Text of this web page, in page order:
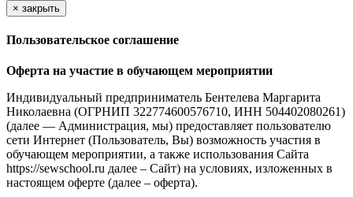
× закрыть
Пользовательское соглашение
Оферта на участие в обучающем мероприятии
Индивидуальный предприниматель Бентелева Маргарита
Николаевна (ОГРНИП 322774600576710, ИНН 504402080261)
(далее — Администрация, мы) предоставляет пользователю
сети Интернет (Пользователь, Вы) возможность участия в
обучающем мероприятии, а также использования Сайта
https://sewschool.ru далее – Сайт) на условиях, изложенных в
настоящем оферте (далее – оферта).